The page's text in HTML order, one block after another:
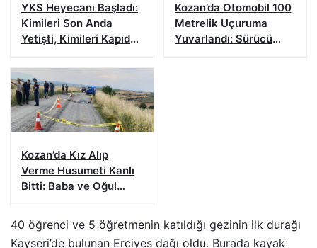
YKS Heyecanı Başladı:
Kimileri Son Anda
Yetişti, Kimileri Kapıda
Kozan’da Otomobil 100
Metrelik Uçuruma
Yuvarlandı: Sürücü
Kozan’da Kız Alıp
Verme Husumeti Kanlı
Bitti: Baba ve Oğul
40 öğrenci ve 5 öğretmenin katıldığı gezinin ilk durağı
Kayseri’de bulunan Erciyes dağı oldu. Burada kayak